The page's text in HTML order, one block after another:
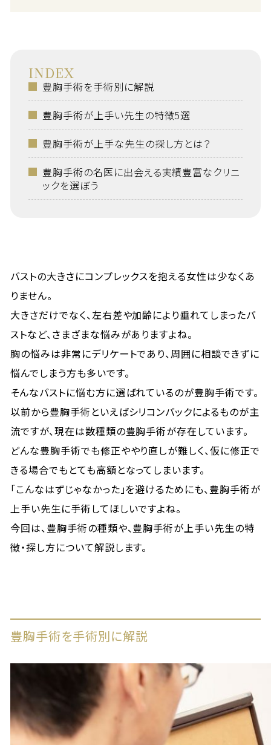
INDEX
豊胸手術を手術別に解説
豊胸手術が上手い先生の特徴5選
豊胸手術が上手な先生の探し方とは？
豊胸手術の名医に出会える実績豊富なクリニ
ックを選ぼう
バストの大きさにコンプレックスを抱える女性は少なくあ
りません。
大きさだけでなく、左右差や加齢により垂れてしまったバ
ストなど、さまざまな悩みがありますよね。
胸の悩みは非常にデリケートであり、周囲に相談できずに
悩んでしまう方も多いです。
そんなバストに悩む方に選ばれているのが豊胸手術です。
以前から豊胸手術といえばシリコンバックによるものが主
流ですが、現在は数種類の豊胸手術が存在しています。
どんな豊胸手術でも修正ややり直しが難しく、仮に修正で
きる場合でもとても高額となってしまいます。
「こんなはずじゃなかった」を避けるためにも、豊胸手術が
上手い先生に手術してほしいですよね。
今回は、豊胸手術の種類や、豊胸手術が上手い先生の特
徴・探し方について解説します。
豊胸手術を手術別に解説